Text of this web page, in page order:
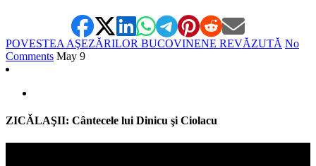
POVESTEA AŞEZĂRILOR BUCOVINENE REVĂZUTĂ No
Comments May 9
ZICĂLAŞII: Cântecele lui Dinicu şi Ciolacu